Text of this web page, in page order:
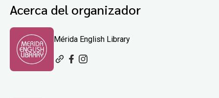
Acerca del organizador
Mérida English Library